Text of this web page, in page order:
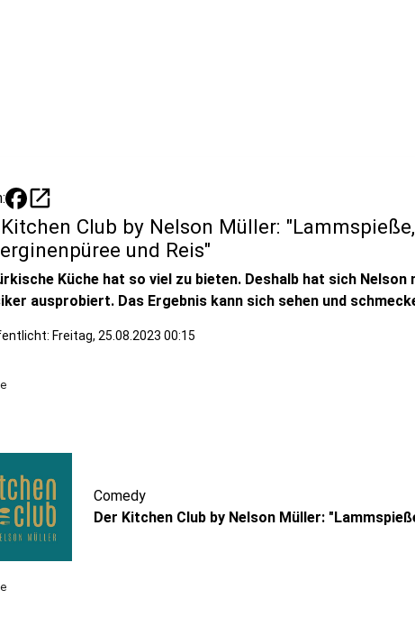
open_in_new
Club by Nelson Müller: "Lammspieße,
und Reis"
Küche hat so viel zu bieten. Deshalb hat sich Nelson
ausprobiert. Das Ergebnis kann sich sehen und
Freitag, 25.08.2023 00:15
Comedy
Der Kitchen Club by Nelson Müller: